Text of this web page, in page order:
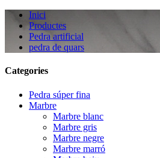
Inici
Productes
Pedra artificial
pedra de quars
Categories
Pedra súper fina
Marbre
Marbre blanc
Marbre gris
Marbre negre
Marbre marró